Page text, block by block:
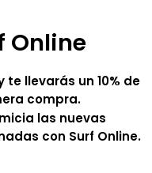
Online
llevarás un 10% de
compra.
las nuevas
con Surf Online.